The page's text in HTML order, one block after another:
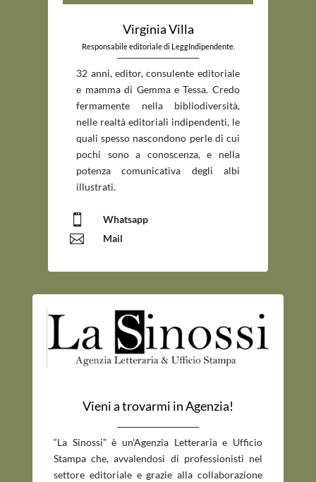
Virginia Villa
Responsabile editoriale di LeggIndipendente.
_____________________________
32 anni, editor, consulente editoriale
e mamma di Gemma e Tessa. Credo
fermamente nella bibliodiversità,
nelle realtà editoriali indipendenti, le
quali spesso nascondono perle di cui
pochi sono a conoscenza, e nella
potenza comunicativa degli albi
illustrati.
 Whatsapp
 Mail
Vieni a trovarmi in Agenzia!
“La Sinossi” è un’Agenzia Letteraria e Ufficio
Stampa che, avvalendosi di professionisti nel
settore editoriale e grazie alla collaborazione